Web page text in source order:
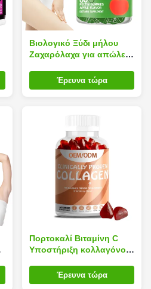
Βιολογικό Ξύδι μήλου
Ζαχαρόλαχα για απώλεια
Έρευνα τώρα
Πορτοκαλί Βιταμίνη C
Υποστήριξη κολλαγόνου
δέρμα Ενισχύουν την
ελαστικότητα
Έρευνα τώρα